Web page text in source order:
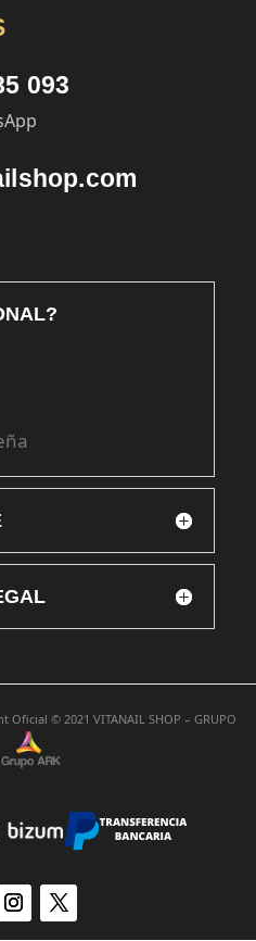
093
Oficial © 2021 VITANAIL SHOP – GRUPO